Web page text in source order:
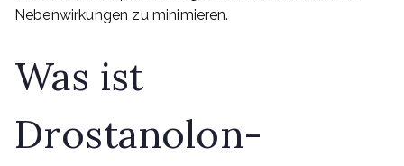
Nebenwirkungen zu minimieren.
Was ist
Drostanolon-